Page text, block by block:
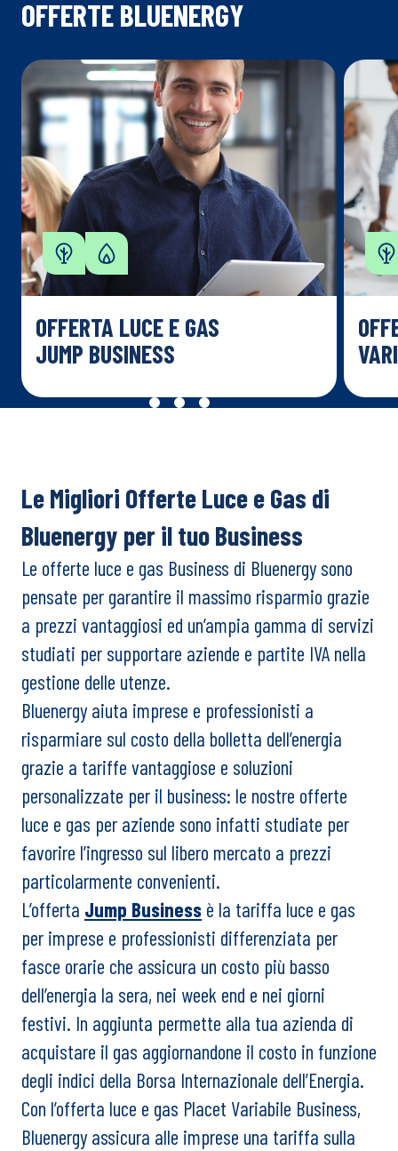
OFFERTE BLUENERGY
OFFERTA LUCE E GAS
JUMP BUSINESS
Le Migliori Offerte Luce e Gas di
Bluenergy per il tuo Business
Le offerte luce e gas Business di Bluenergy sono
pensate per garantire il massimo risparmio grazie
a prezzi vantaggiosi ed un’ampia gamma di servizi
studiati per supportare aziende e partite IVA nella
gestione delle utenze.
Bluenergy aiuta imprese e professionisti a
risparmiare sul costo della bolletta dell’energia
grazie a tariffe vantaggiose e soluzioni
personalizzate per il business: le nostre offerte
luce e gas per aziende sono infatti studiate per
favorire l’ingresso sul libero mercato a prezzi
particolarmente convenienti.
L’offerta Jump Business è la tariffa luce e gas
per imprese e professionisti differenziata per
fasce orarie che assicura un costo più basso
dell’energia la sera, nei week end e nei giorni
festivi. In aggiunta permette alla tua azienda di
acquistare il gas aggiornandone il costo in funzione
degli indici della Borsa Internazionale dell’Energia.
Con l’offerta luce e gas Placet Variabile Business,
Bluenergy assicura alle imprese una tariffa sulla